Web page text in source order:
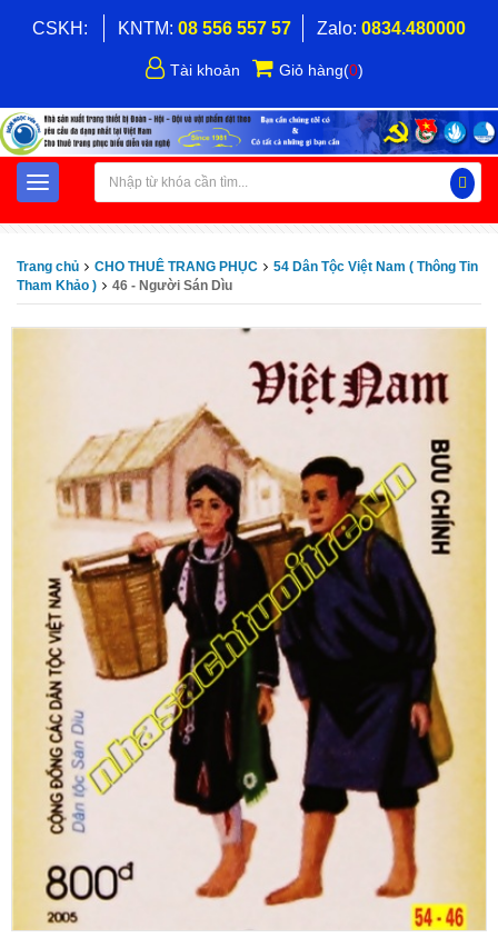
CSKH: KNTM: 08 556 557 57 Zalo: 0834.480000
Tài khoản Giỏ hàng(0)
Trang chủ CHO THUÊ TRANG PHỤC
54 Dân Tộc Việt Nam ( Thông Tin
Tham Khảo )
46 - Người Sán Dìu